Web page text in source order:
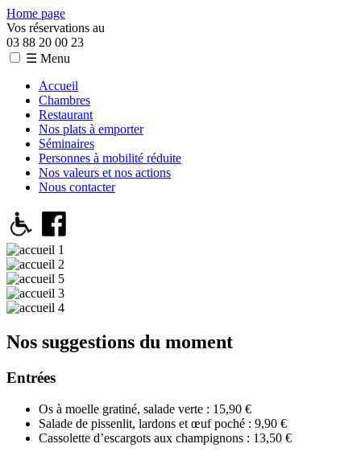
Home page
Vos réservations au
03 88 20 00 23
☰ Menu
Accueil
Chambres
Restaurant
Nos plats à emporter
Séminaires
Personnes à mobilité réduite
Nos valeurs et nos actions
Nous contacter
Nos suggestions du moment
Entrées
Os à moelle gratiné, salade verte : 15,90 €
Salade de pissenlit, lardons et œuf poché : 9,90 €
Cassolette d’escargots aux champignons : 13,50 €